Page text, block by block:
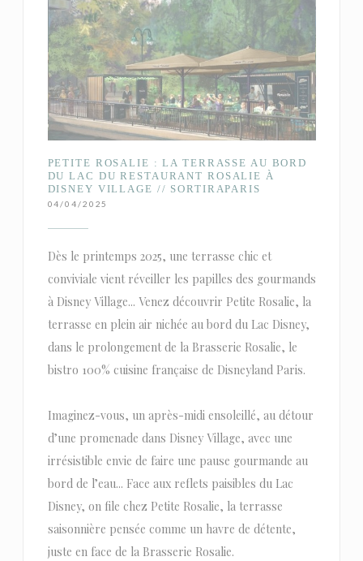
PETITE ROSALIE : LA TERRASSE AU BORD
DU LAC DU RESTAURANT ROSALIE À
DISNEY VILLAGE // SORTIRAPARIS
04/04/2025
Dès le printemps 2025, une terrasse chic et
conviviale vient réveiller les papilles des gourmands
à Disney Village... Venez découvrir Petite Rosalie, la
terrasse en plein air nichée au bord du Lac Disney,
dans le prolongement de la Brasserie Rosalie, le
bistro 100% cuisine française de Disneyland Paris.
Imaginez-vous, un après-midi ensoleillé, au détour
d’une promenade dans Disney Village, avec une
irrésistible envie de faire une pause gourmande au
bord de l’eau... Face aux reflets paisibles du Lac
Disney, on file chez Petite Rosalie, la terrasse
saisonnière pensée comme un havre de détente,
juste en face de la Brasserie Rosalie.